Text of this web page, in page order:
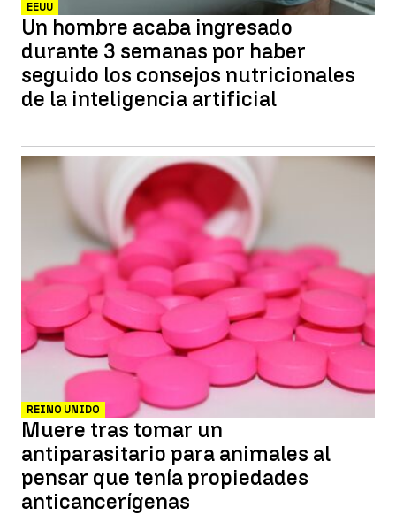
EEUU
Un hombre acaba ingresado
durante 3 semanas por haber
seguido los consejos nutricionales
de la inteligencia artificial
REINO UNIDO
Muere tras tomar un
antiparasitario para animales al
pensar que tenía propiedades
anticancerígenas